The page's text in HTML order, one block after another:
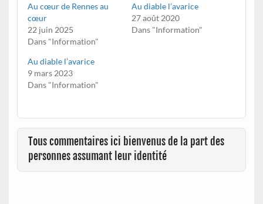
Au cœur de Rennes au
cœur
22 juin 2025
Dans "Information"
Au diable l’avarice
27 août 2020
Dans "Information"
Au diable l’avarice
9 mars 2023
Dans "Information"
Tous commentaires ici bienvenus de la part des
personnes assumant leur identité